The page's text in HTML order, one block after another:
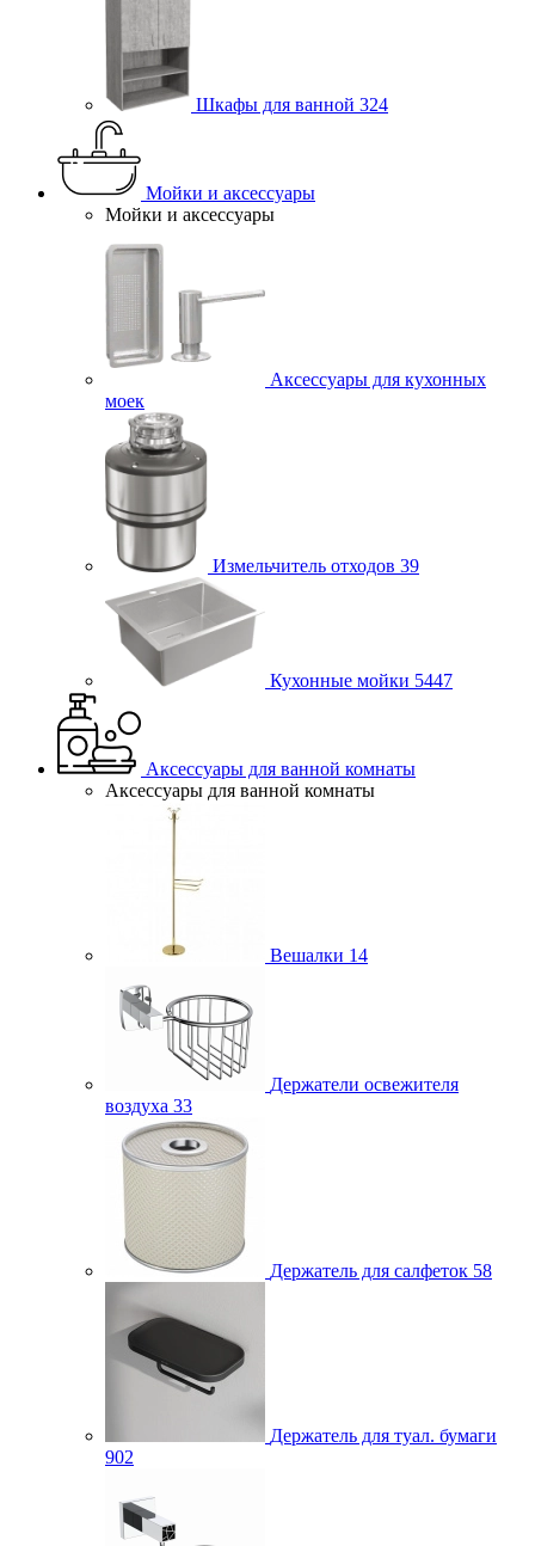
Шкафы для ванной 324
Мойки и аксессуары
Мойки и аксессуары
Аксессуары для кухонных
моек
Измельчитель отходов 39
Кухонные мойки 5447
Аксессуары для ванной комнаты
Аксессуары для ванной комнаты
Вешалки 14
Держатели освежителя
воздуха 33
Держатель для салфеток 58
Держатель для туал. бумаги
902